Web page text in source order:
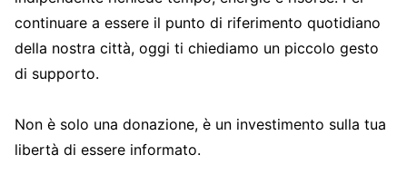
continuare a essere il punto di riferimento quotidiano
della nostra città, oggi ti chiediamo un piccolo gesto
di supporto.
Non è solo una donazione, è un investimento sulla tua
libertà di essere informato.